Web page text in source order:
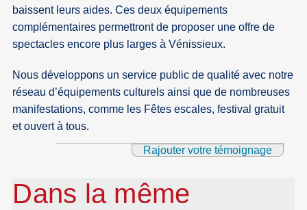
baissent leurs aides. Ces deux équipements
complémentaires permettront de proposer une offre de
spectacles encore plus larges à Vénissieux.
Nous développons un service public de qualité avec notre
réseau d’équipements culturels ainsi que de nombreuses
manifestations, comme les Fêtes escales, festival gratuit
et ouvert à tous.
Rajouter votre témoignage
Dans la même